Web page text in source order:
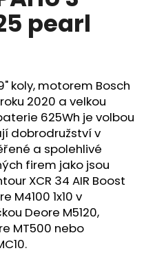
pearl
koly, motorem Bosch
2020 a velkou
625Wh je volbou
dobrodružství v
a spolehlivé
firem jako jsou
XCR 34 AIR Boost
M4100 1x10 v
Deore M5120,
MT500 nebo